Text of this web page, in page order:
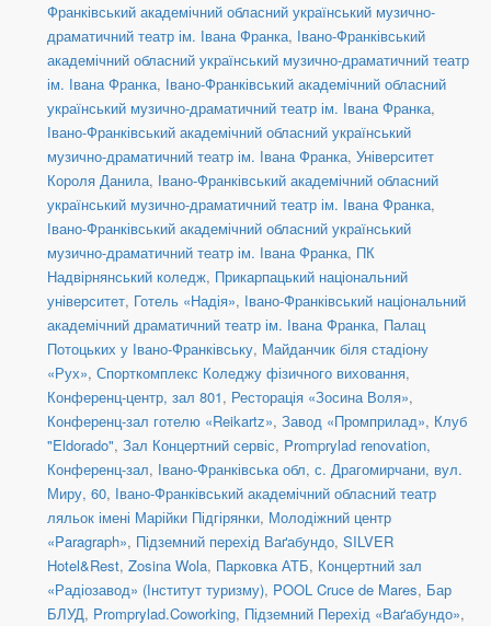
Франківський академічний обласний український музично-
драматичний театр ім. Івана Франка, Івано-Франківський
академічний обласний український музично-драматичний театр
ім. Івана Франка, Івано-Франківський академічний обласний
український музично-драматичний театр ім. Івана Франка,
Івано-Франківський академічний обласний український
музично-драматичний театр ім. Івана Франка, Університет
Короля Данила, Івано-Франківський академічний обласний
український музично-драматичний театр ім. Івана Франка,
Івано-Франківський академічний обласний український
музично-драматичний театр ім. Івана Франка, ПК
Надвірнянський коледж, Прикарпацький національний
університет, Готель «Надія», Івано-Франківський національний
академічний драматичний театр ім. Івана Франка, Палац
Потоцьких у Івано-Франківську, Майданчик біля стадіону
«Рух», Спорткомплекс Коледжу фізичного виховання,
Конференц-центр, зал 801, Ресторація «Зосина Воля»,
Конференц-зал готелю «Reikartz», Завод «Промприлад», Клуб
"Eldorado", Зал Концертний сервіс, Promprylad renovation,
Конференц-зал, Івано-Франківська обл, с. Драгомирчани, вул.
Миру, 60, Івано-Франківський академічний обласний театр
ляльок імені Марійки Підгірянки, Молодіжний центр
«Paragraph», Підземний перехід Ваґабундо, SILVER
Hotel&Rest, Zosina Wola, Парковка АТБ, Концертний зал
«Радіозавод» (Інститут туризму), POOL Cruce de Mares, Бар
БЛУД, Promprylad.Coworking, Підземний Перехід «Ваґабундо»,